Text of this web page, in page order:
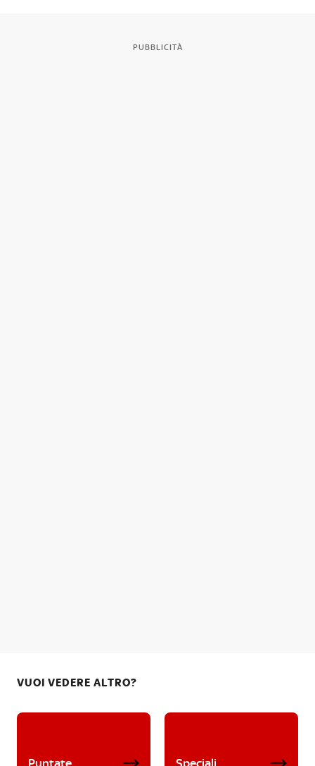
PUBBLICITÀ
VUOI VEDERE ALTRO?
Puntate Speciali